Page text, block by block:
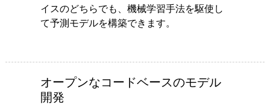
イスのどちらでも、機械学習手法を駆使し
て予測モデルを構築できます。
オープンなコードベースのモデル
開発